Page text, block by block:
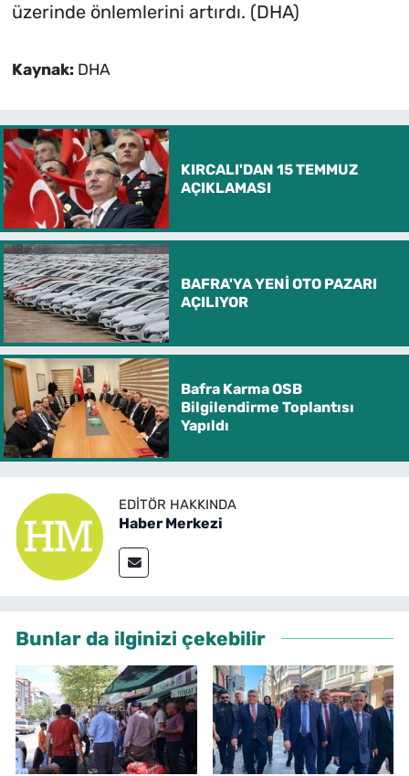
üzerinde önlemlerini artırdı. (DHA)
Kaynak: DHA
KIRCALI'DAN 15 TEMMUZ
AÇIKLAMASI
BAFRA'YA YENİ OTO PAZARI
AÇILIYOR
Bafra Karma OSB
Bilgilendirme Toplantısı
Yapıldı
EDITÖR HAKKINDA
Haber Merkezi
Bunlar da ilginizi çekebilir